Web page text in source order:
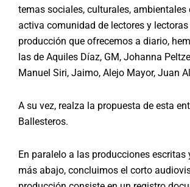
temas sociales, culturales,
activa comunidad de lectores y
producción que ofrecemos a diario,
las de Aquiles Díaz, GM, Johanna
Manuel Siri, Jaimo, Alejo Mayor, Juan
A su vez, realza la propuesta de esta
Ballesteros.
En paralelo a las producciones escritas
más abajo, concluimos el corto